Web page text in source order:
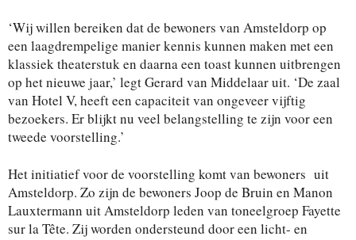
‘Wij willen bereiken dat de bewoners van Amsteldorp op
een laagdrempelige manier kennis kunnen maken met een
klassiek theaterstuk en daarna een toast kunnen uitbrengen
op het nieuwe jaar,’ legt Gerard van Middelaar uit. ‘De zaal
van Hotel V, heeft een capaciteit van ongeveer vijftig
bezoekers. Er blijkt nu veel belangstelling te zijn voor een
tweede voorstelling.’
Het initiatief voor de voorstelling komt van bewoners uit
Amsteldorp. Zo zijn de bewoners Joop de Bruin en Manon
Lauxtermann uit Amsteldorp leden van toneelgroep Fayette
sur la Tête. Zij worden ondersteund door een licht- en